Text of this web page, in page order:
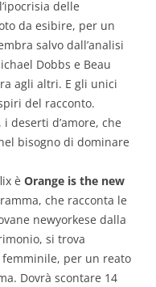
delle
da esibire, per un
salvo dall’analisi
Dobbs e Beau
agli altri. E gli unici
del racconto.
deserti d’amore, che
bisogno di dominare
è Orange is the new
che racconta le
newyorkese dalla
si trova
per un reato
Dovrà scontare 14